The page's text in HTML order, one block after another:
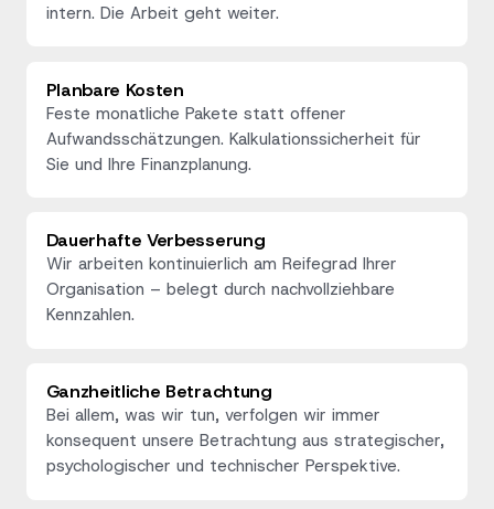
intern. Die Arbeit geht weiter.
Planbare Kosten
Feste monatliche Pakete statt offener
Aufwandsschätzungen. Kalkulationssicherheit für
Sie und Ihre Finanzplanung.
Dauerhafte Verbesserung
Wir arbeiten kontinuierlich am Reifegrad Ihrer
Organisation – belegt durch nachvollziehbare
Kennzahlen.
Ganzheitliche Betrachtung
Bei allem, was wir tun, verfolgen wir immer
konsequent unsere Betrachtung aus strategischer,
psychologischer und technischer Perspektive.